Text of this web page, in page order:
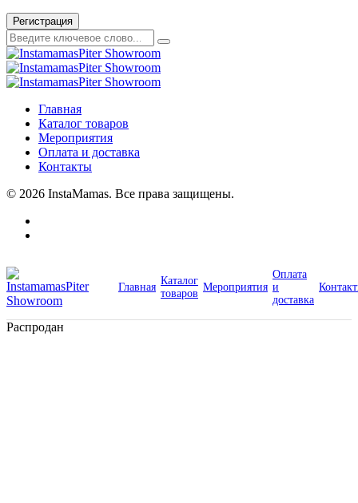
Регистрация
Главная
Каталог товаров
Мероприятия
Оплата и доставка
Контакты
© 2026 InstaMamas. Все права защищены.
Главная
Каталог
товаров
Мероприятия
Оплата
и
доставка
Распродан